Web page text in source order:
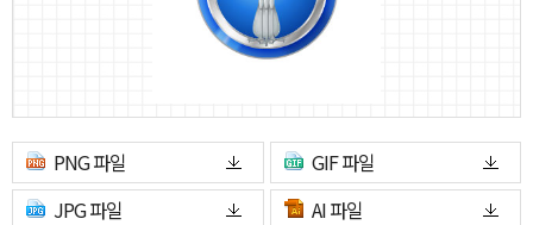
PNG 파일
GIF 파일
JPG 파일
AI 파일